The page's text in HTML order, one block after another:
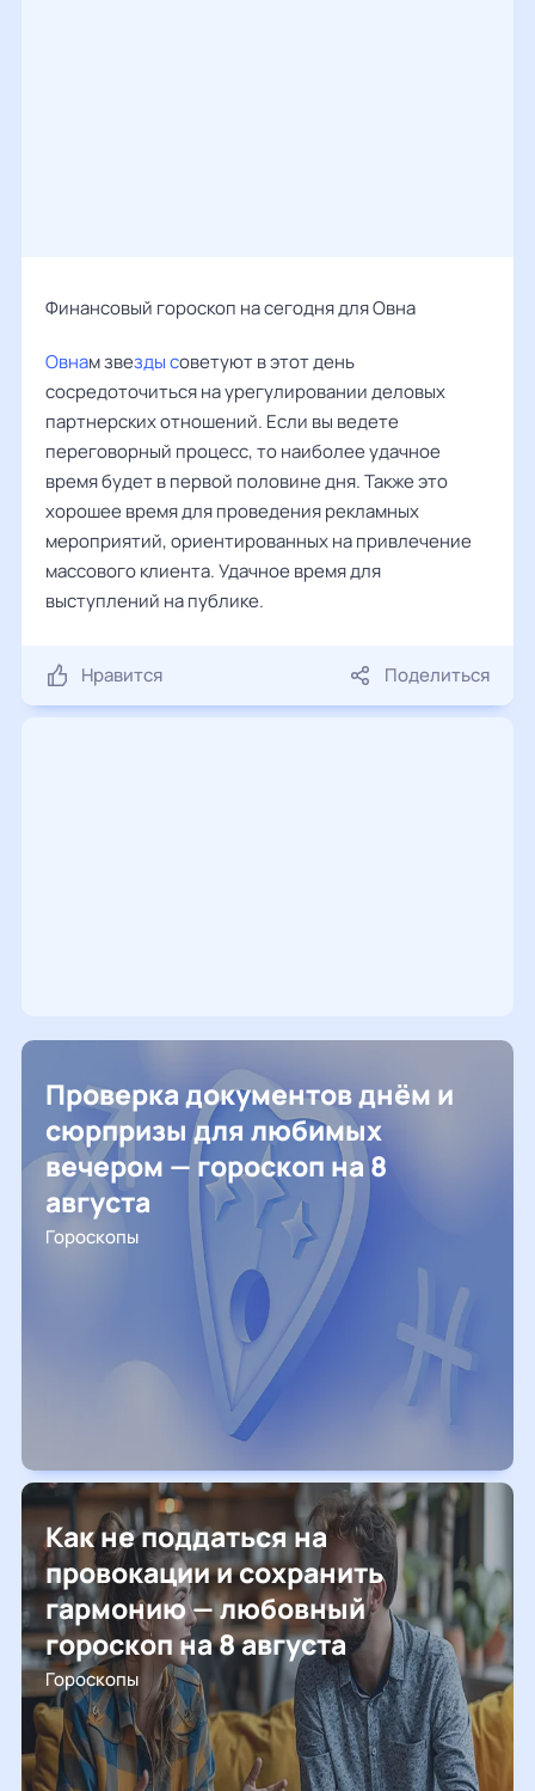
Финансовый гороскоп на сегодня для Овна
Овнам звезды советуют в этот день
сосредоточиться на урегулировании деловых
партнерских отношений. Если вы ведете
переговорный процесс, то наиболее удачное
время будет в первой половине дня. Также это
хорошее время для проведения рекламных
мероприятий, ориентированных на привлечение
массового клиента. Удачное время для
выступлений на публике.
Нравится Поделиться
Проверка документов днём и
сюрпризы для любимых
вечером — гороскоп на 8
августа
Гороскопы
Как не поддаться на
провокации и сохранить
гармонию — любовный
гороскоп на 8 августа
Гороскопы